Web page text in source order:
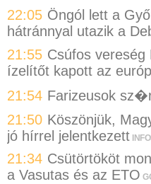
22:05 Öngól lett a
hátránnyal utazik a
21:55 Csúfos vereség
ízelítőt kapott az
21:54 Farizeusok
21:50 Köszönjük,
jó hírrel jelentkezett
21:34 Csütörtököt
a Vasutas és az ETO